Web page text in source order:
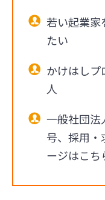
若い起業家
たい
かけはしプ
人
一般社団法
号、採用・
ージはこ